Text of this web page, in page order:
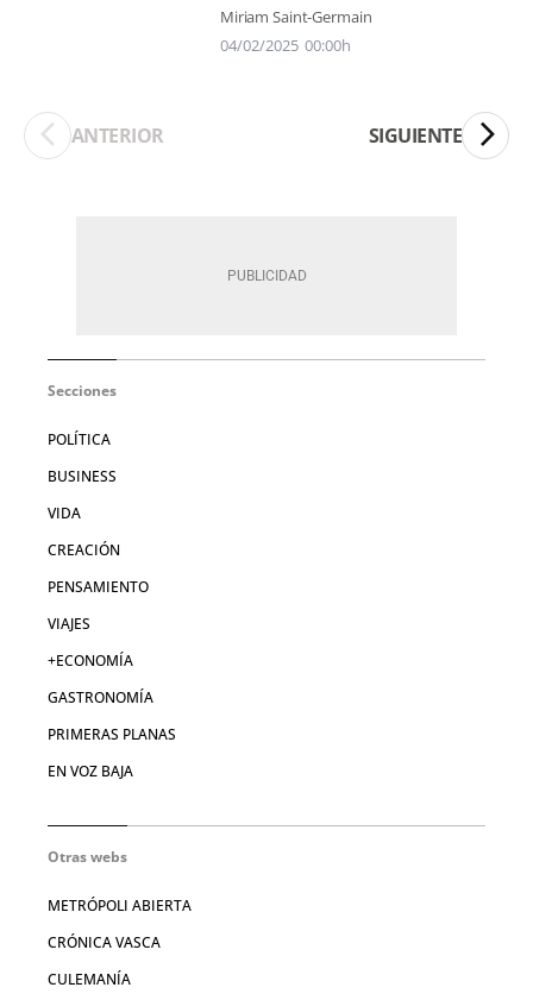
Miriam Saint-Germain
04/02/2025 00:00h
ANTERIOR SIGUIENTE
Secciones
POLÍTICA
BUSINESS
VIDA
CREACIÓN
PENSAMIENTO
VIAJES
+ECONOMÍA
GASTRONOMÍA
PRIMERAS PLANAS
EN VOZ BAJA
Otras webs
METRÓPOLI ABIERTA
CRÓNICA VASCA
CULEMANÍA